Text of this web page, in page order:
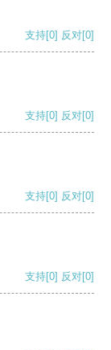
支持[0] 反对[0]
支持[0] 反对[0]
支持[0] 反对[0]
支持[0] 反对[0]